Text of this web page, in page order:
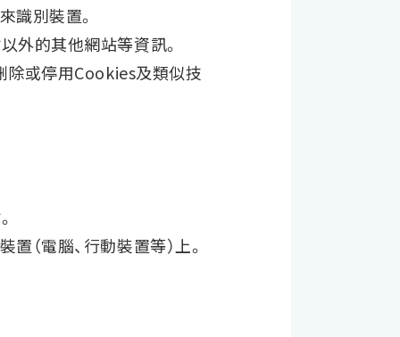
識別裝置。
外的其他網站等資訊。
除或停用Cookies及類似技
電腦、行動裝置等）上。